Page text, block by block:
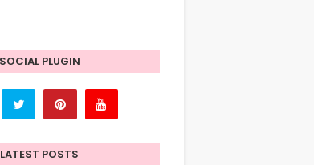
SOCIAL PLUGIN
LATEST POSTS